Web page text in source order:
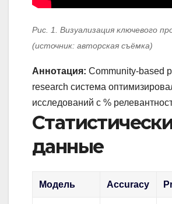
Рис. 1. Визуализация ключевого
(источник: авторская съёмка)
Аннотация: Community-based
research система
исследований с %
данные
Модель Accuracy